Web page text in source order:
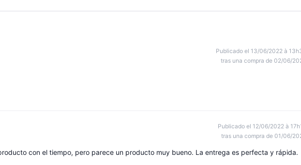
Publicado el 13/06/2022 à
tras una compra de 02/06/
Publicado el 12/06/2022 à
tras una compra de 01/06/
con el tiempo, pero parece un producto muy bueno. La entrega es perfecta y rápida.